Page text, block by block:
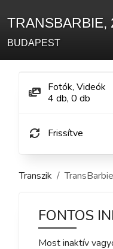
TRANSBARBIE,
BUDAPEST
Fotók, Videók
4 db, 0 db
Frissítve
Transzik TransBarbie
FONTOS
Most inaktív